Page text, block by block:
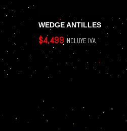
WEDGE ANTILLES
$4,499 INCLUYE IVA
LEER MÁS